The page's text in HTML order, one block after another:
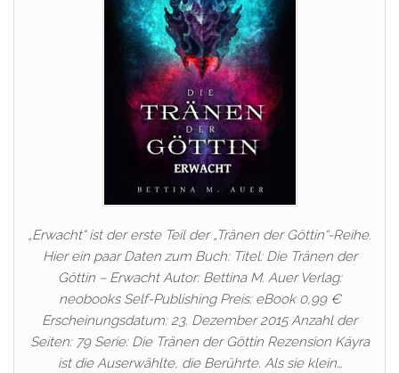
„Erwacht“ ist der erste Teil der „Tränen der Göttin“-Reihe.
Hier ein paar Daten zum Buch: Titel: Die Tränen der
Göttin – Erwacht Autor: Bettina M. Auer Verlag:
neobooks Self-Publishing Preis: eBook 0,99 €
Erscheinungsdatum: 23. Dezember 2015 Anzahl der
Seiten: 79 Serie: Die Tränen der Göttin Rezension Káyra
ist die Auserwählte, die Berührte. Als sie klein…